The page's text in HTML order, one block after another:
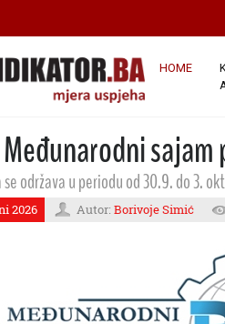
HOME
održava u periodu od 30.9. do 3.
2026 Autor: Borivoje Simić